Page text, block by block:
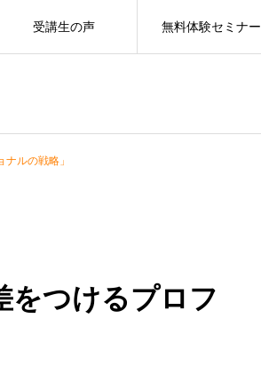
受講生の声 無料体験セミナー
ルの戦略」
をつけるプロフ